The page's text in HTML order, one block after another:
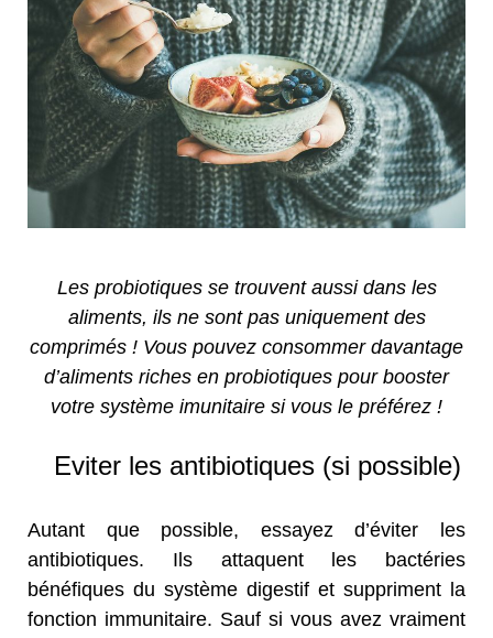
Les probiotiques se trouvent aussi dans les
aliments, ils ne sont pas uniquement des
comprimés ! Vous pouvez consommer davantage
d’aliments riches en probiotiques pour booster
votre système imunitaire si vous le préférez !
Eviter les antibiotiques (si possible)
Autant que possible, essayez d’éviter les
antibiotiques. Ils attaquent les bactéries
bénéfiques du système digestif et suppriment la
fonction immunitaire. Sauf si vous avez vraiment